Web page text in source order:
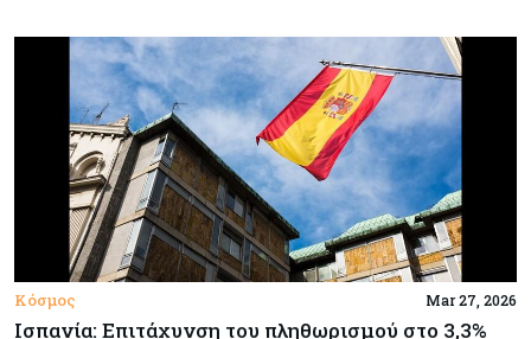
Κόσμος Mar 27, 2026
Ισπανία: Επιτάχυνση του πληθωρισμού στο 3,3%